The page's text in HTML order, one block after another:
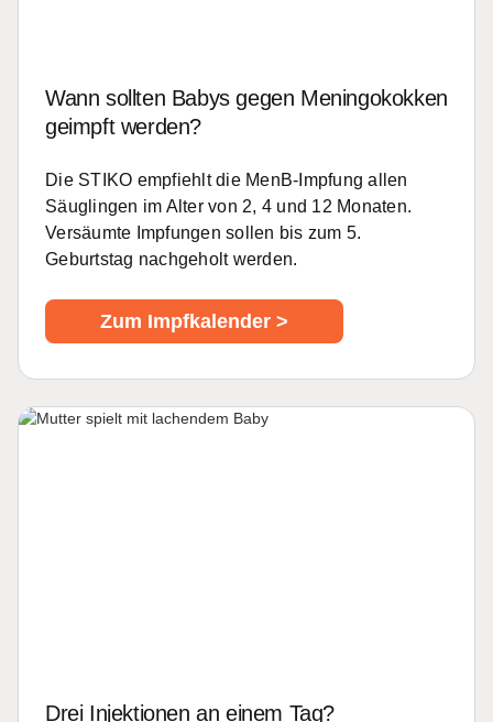
Wann sollten Babys gegen Meningokokken
geimpft werden?
Die STIKO empfiehlt die MenB-Impfung allen
Säuglingen im Alter von 2, 4 und 12 Monaten.
Versäumte Impfungen sollen bis zum 5.
Geburtstag nachgeholt werden.
Zum Impfkalender >
Drei Injektionen an einem Tag?